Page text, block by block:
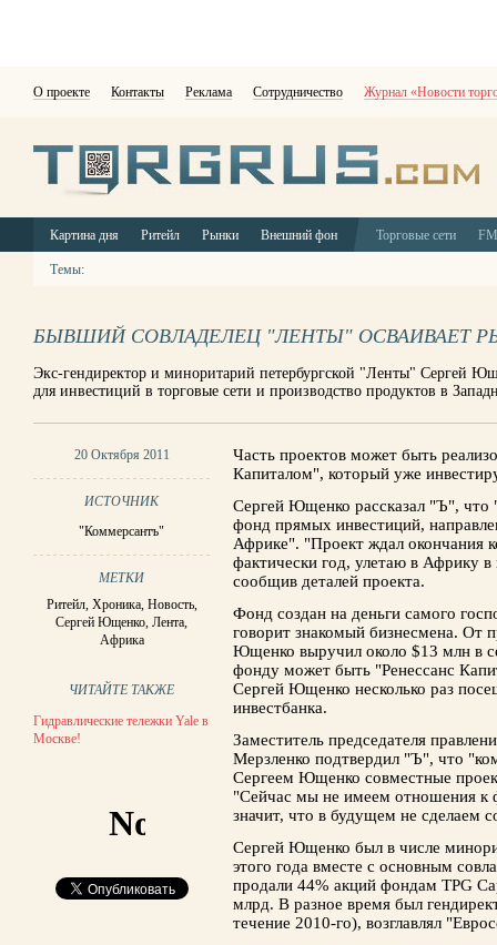
О проекте Контакты Реклама Сотрудничество Журнал «Новости
Картина дня Ритейл Рынки Внешний фон Торговые сети
Темы:
БЫВШИЙ СОВЛАДЕЛЕЦ "ЛЕНТЫ" ОСВАИВАЕТ
Экс-гендиректор и миноритарий петербургской "Ленты" Сергей
для инвестиций в торговые сети и производство продуктов в
20 Октября 2011
ИСТОЧНИК
"Коммерсантъ"
МЕТКИ
Ритейл, Хроника, Новость,
Сергей Ющенко,Лента,
Африка
ЧИТАЙТЕ ТАКЖЕ
Гидравлические тележки Yale в
Москве!
Часть проектов может быть
Капиталом", который уже
Сергей Ющенко рассказал "Ъ", что
фонд прямых инвестиций,
Африке". "Проект ждал окончания
фактически год, улетаю в Африку
сообщив деталей проекта.
Фонд создан на деньги самого
говорит знакомый бизнесмена. От
Ющенко выручил около $13 млн в
фонду может быть "Ренессанс
Сергей Ющенко несколько раз
инвестбанка.
Заместитель председателя
Мерзленко подтвердил "Ъ", что
Сергеем Ющенко совместные
"Сейчас мы не имеем отношения к
значит, что в будущем не сделаем
Сергей Ющенко был в числе
этого года вместе с основным
продали 44% акций фондам TPG
млрд. В разное время был
течение 2010-го), возглавлял